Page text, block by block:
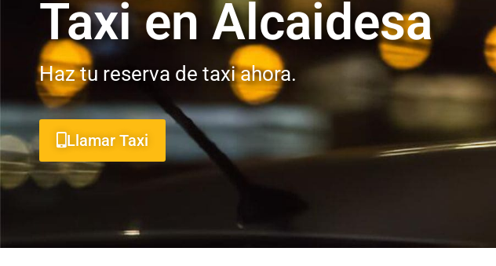
Taxi en Alcaidesa
Haz tu reserva de taxi ahora.
Llamar Taxi